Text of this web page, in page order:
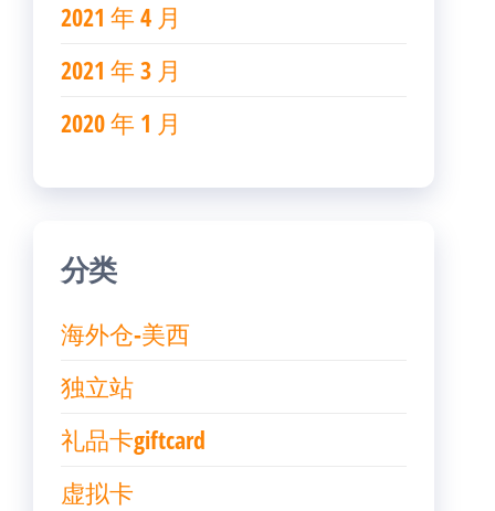
2021 年 4 月
2021 年 3 月
2020 年 1 月
分类
海外仓-美西
独立站
礼品卡giftcard
虚拟卡